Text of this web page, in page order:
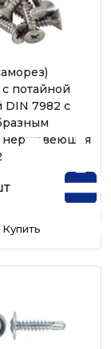
потайной
DIN 7982 с
Купить